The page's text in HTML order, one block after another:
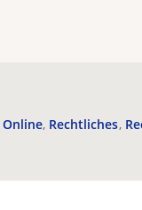
Online Rechtliches